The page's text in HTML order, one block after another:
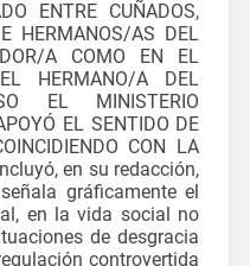
ENTRE CUÑADOS,
HERMANOS/AS DEL
A COMO EN EL
HERMANO/A DEL
EL MINISTERIO
EL SENTIDO DE
CON LA
en su redacción,
gráficamente el
en la vida social no
de desgracia
controvertida